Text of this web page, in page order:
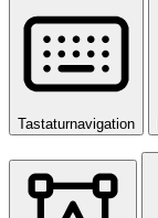
Tastaturnavigation